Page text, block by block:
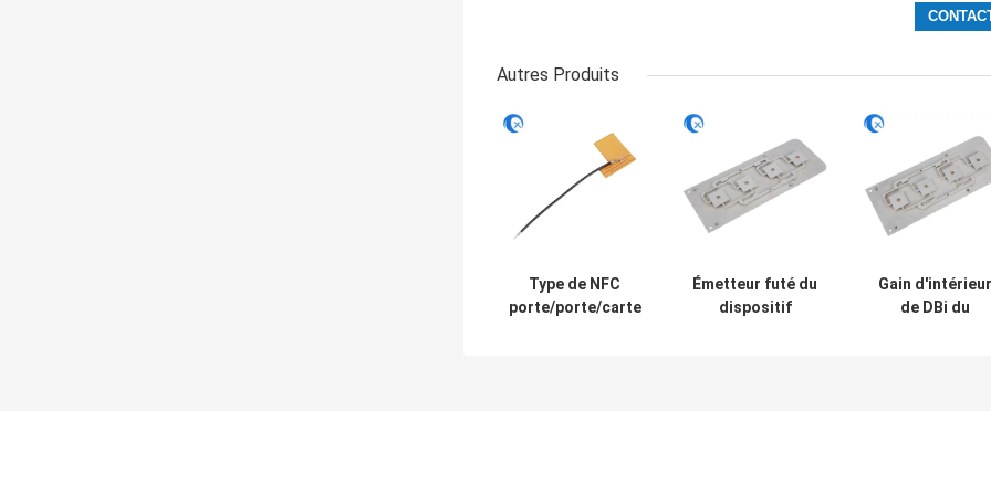
Autres Produits
Type de NFC
porte/porte/carte
Émetteur futé du
dispositif
Gain d'intérieur
de DBi du